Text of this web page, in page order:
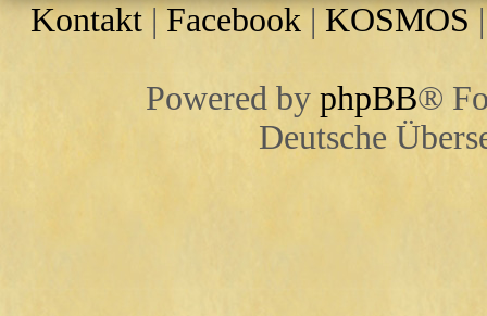
Kontakt |Facebook | KOSMOS
Powered by phpBB®
Deutsche